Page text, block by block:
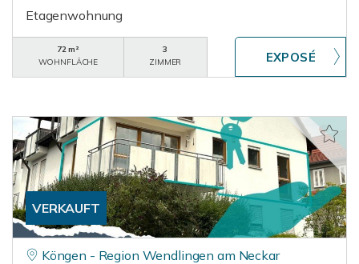
Etagenwohnung
72 m²
WOHNFLÄCHE
3
ZIMMER
VERKAUFT
Köngen - Region Wendlingen am Neckar